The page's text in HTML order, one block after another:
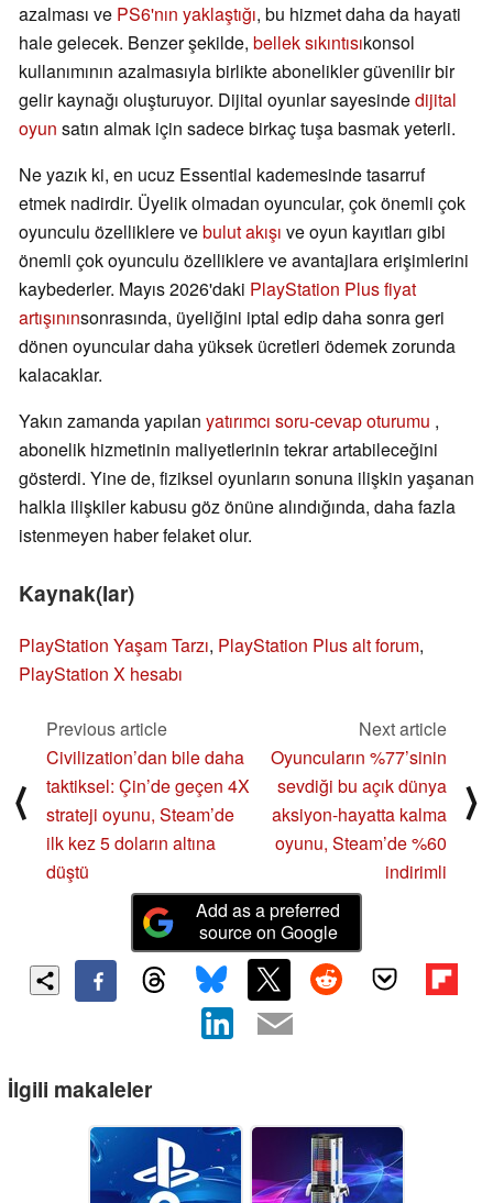
azalması ve PS6'nın yaklaştığı, bu hizmet daha da hayati
hale gelecek. Benzer şekilde, bellek sıkıntısıkonsol
kullanımının azalmasıyla birlikte abonelikler güvenilir bir
gelir kaynağı oluşturuyor. Dijital oyunlar sayesindedijital
oyun satın almak için sadece birkaç tuşa basmak yeterli.
Ne yazık ki, en ucuz Essential kademesinde tasarruf
etmek nadirdir. Üyelik olmadan oyuncular, çok önemli çok
oyunculu özelliklere vebulut akışı ve oyun kayıtları gibi
önemli çok oyunculu özelliklere ve avantajlara erişimlerini
kaybederler. Mayıs 2026'daki PlayStation Plus fiyat
artışınınsonrasında, üyeliğini iptal edip daha sonra geri
dönen oyuncular daha yüksek ücretleri ödemek zorunda
kalacaklar.
Yakın zamanda yapılan yatırımcı soru-cevap oturumu ,
abonelik hizmetinin maliyetlerinin tekrar artabileceğini
gösterdi. Yine de, fiziksel oyunların sonuna ilişkin yaşanan
halkla ilişkiler kabusu göz önüne alındığında, daha fazla
istenmeyen haber felaket olur.
Kaynak(lar)
PlayStation Yaşam Tarzı, PlayStation Plus alt forum,
PlayStation X hesabı
⟨
Previous article
Civilization’dan bile daha
taktiksel: Çin’de geçen 4X
strateji oyunu, Steam’de
ilk kez 5 doların altına
düştü
Next article
Oyuncuların %77’sinin
sevdiği bu açık dünya
aksiyon-hayatta kalma
oyunu, Steam’de %60
indirimli
⟩
Add as a preferred
source on Google
İlgili makaleler